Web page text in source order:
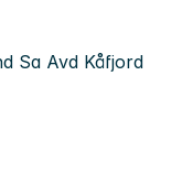
Sa Avd Kåfjord